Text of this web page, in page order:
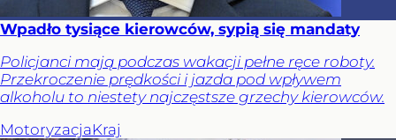
Wpadło tysiące kierowców, sypią się mandaty
Policjanci mają podczas wakacji pełne ręce roboty.
Przekroczenie prędkości i jazda pod wpływem
alkoholu to niestety najczęstsze grzechy kierowców.
MotoryzacjaKraj